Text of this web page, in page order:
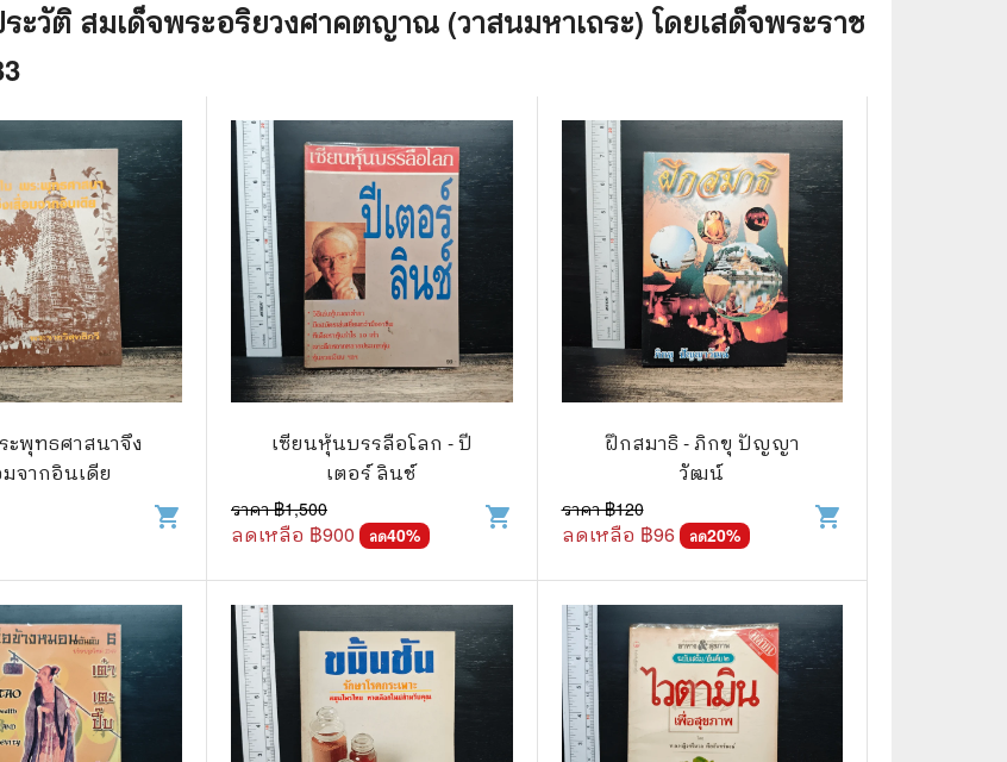
ะวัติ สมเด็จพระอริยวงศาคตญาณ (วาสนมหาเถระ) โดยเสด็จพระราช
ะพุทธศาสนาจึง
มจากอินเดีย
shopping_cart
เซียนหุ้นบรรลือโลก - ปี
เตอร์ ลินช์
ราคา ฿1,500
ลดเหลือ ฿900 ลด40%
shopping_cart
ฝึกสมาธิ - ภิกขุ ปัญญา
วัฒน์
ราคา ฿120
ลดเหลือ ฿96 ลด20%
shopping_cart